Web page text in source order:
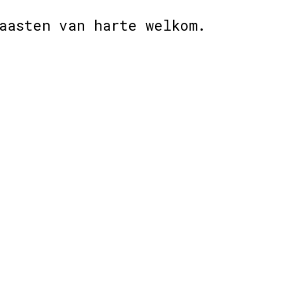
van harte welkom.